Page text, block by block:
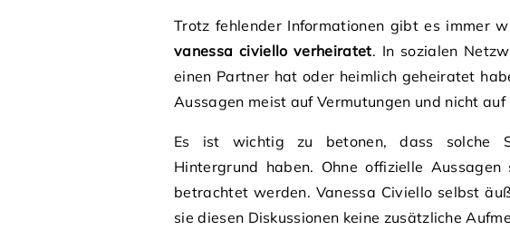
Trotz fehlender Informationen gibt es immer
vanessa civiello verheiratet. In sozialen
einen Partner hat oder heimlich geheiratet
Aussagen meist auf Vermutungen und nicht auf
Es ist wichtig zu betonen, dass solche
Hintergrund haben. Ohne offizielle
betrachtet werden. Vanessa Civiello selbst
sie diesen Diskussionen keine zusätzliche